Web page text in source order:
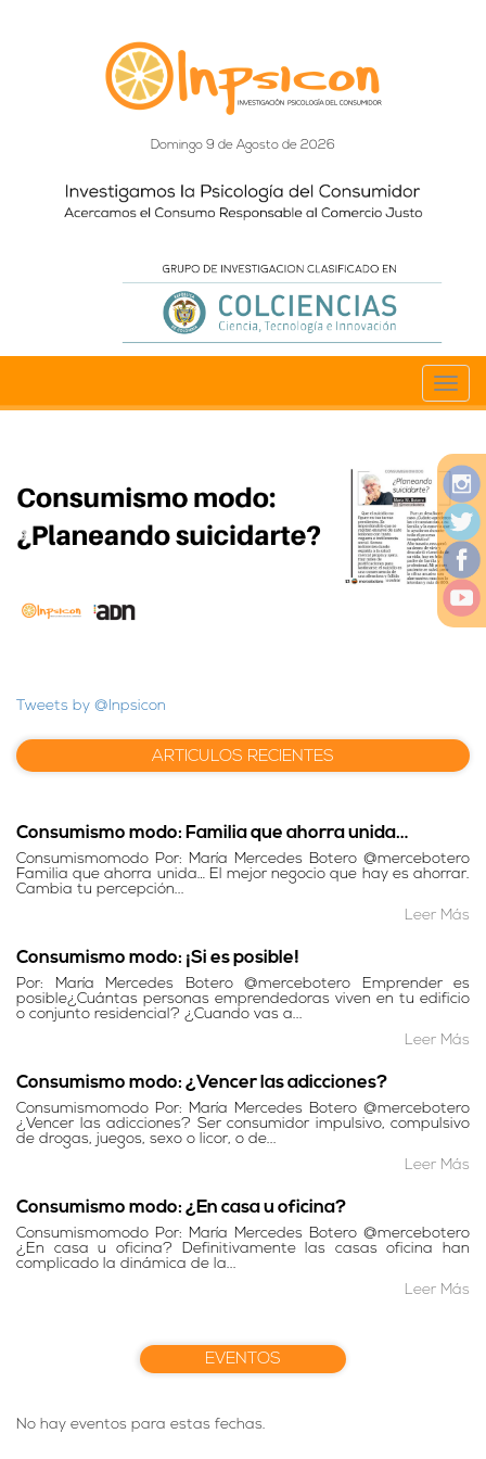
Domingo 9 de Agosto de 2026
Tweets by @Inpsicon
ARTICULOS RECIENTES
Consumismo modo: Familia que ahorra unida…
Consumismomodo Por: María Mercedes Botero @mercebotero
Familia que ahorra unida… El mejor negocio que hay es ahorrar.
Cambia tu percepción...
Leer Más
Consumismo modo: ¡Si es posible!
Por: María Mercedes Botero @mercebotero Emprender es
posible¿Cuántas personas emprendedoras viven en tu edificio
o conjunto residencial? ¿Cuando vas a...
Leer Más
Consumismo modo: ¿Vencer las adicciones?
Consumismomodo Por: María Mercedes Botero @mercebotero
¿Vencer las adicciones? Ser consumidor impulsivo, compulsivo
de drogas, juegos, sexo o licor, o de...
Leer Más
Consumismo modo: ¿En casa u oficina?
Consumismomodo Por: María Mercedes Botero @mercebotero
¿En casa u oficina? Definitivamente las casas oficina han
complicado la dinámica de la...
Leer Más
EVENTOS
No hay eventos para estas fechas.